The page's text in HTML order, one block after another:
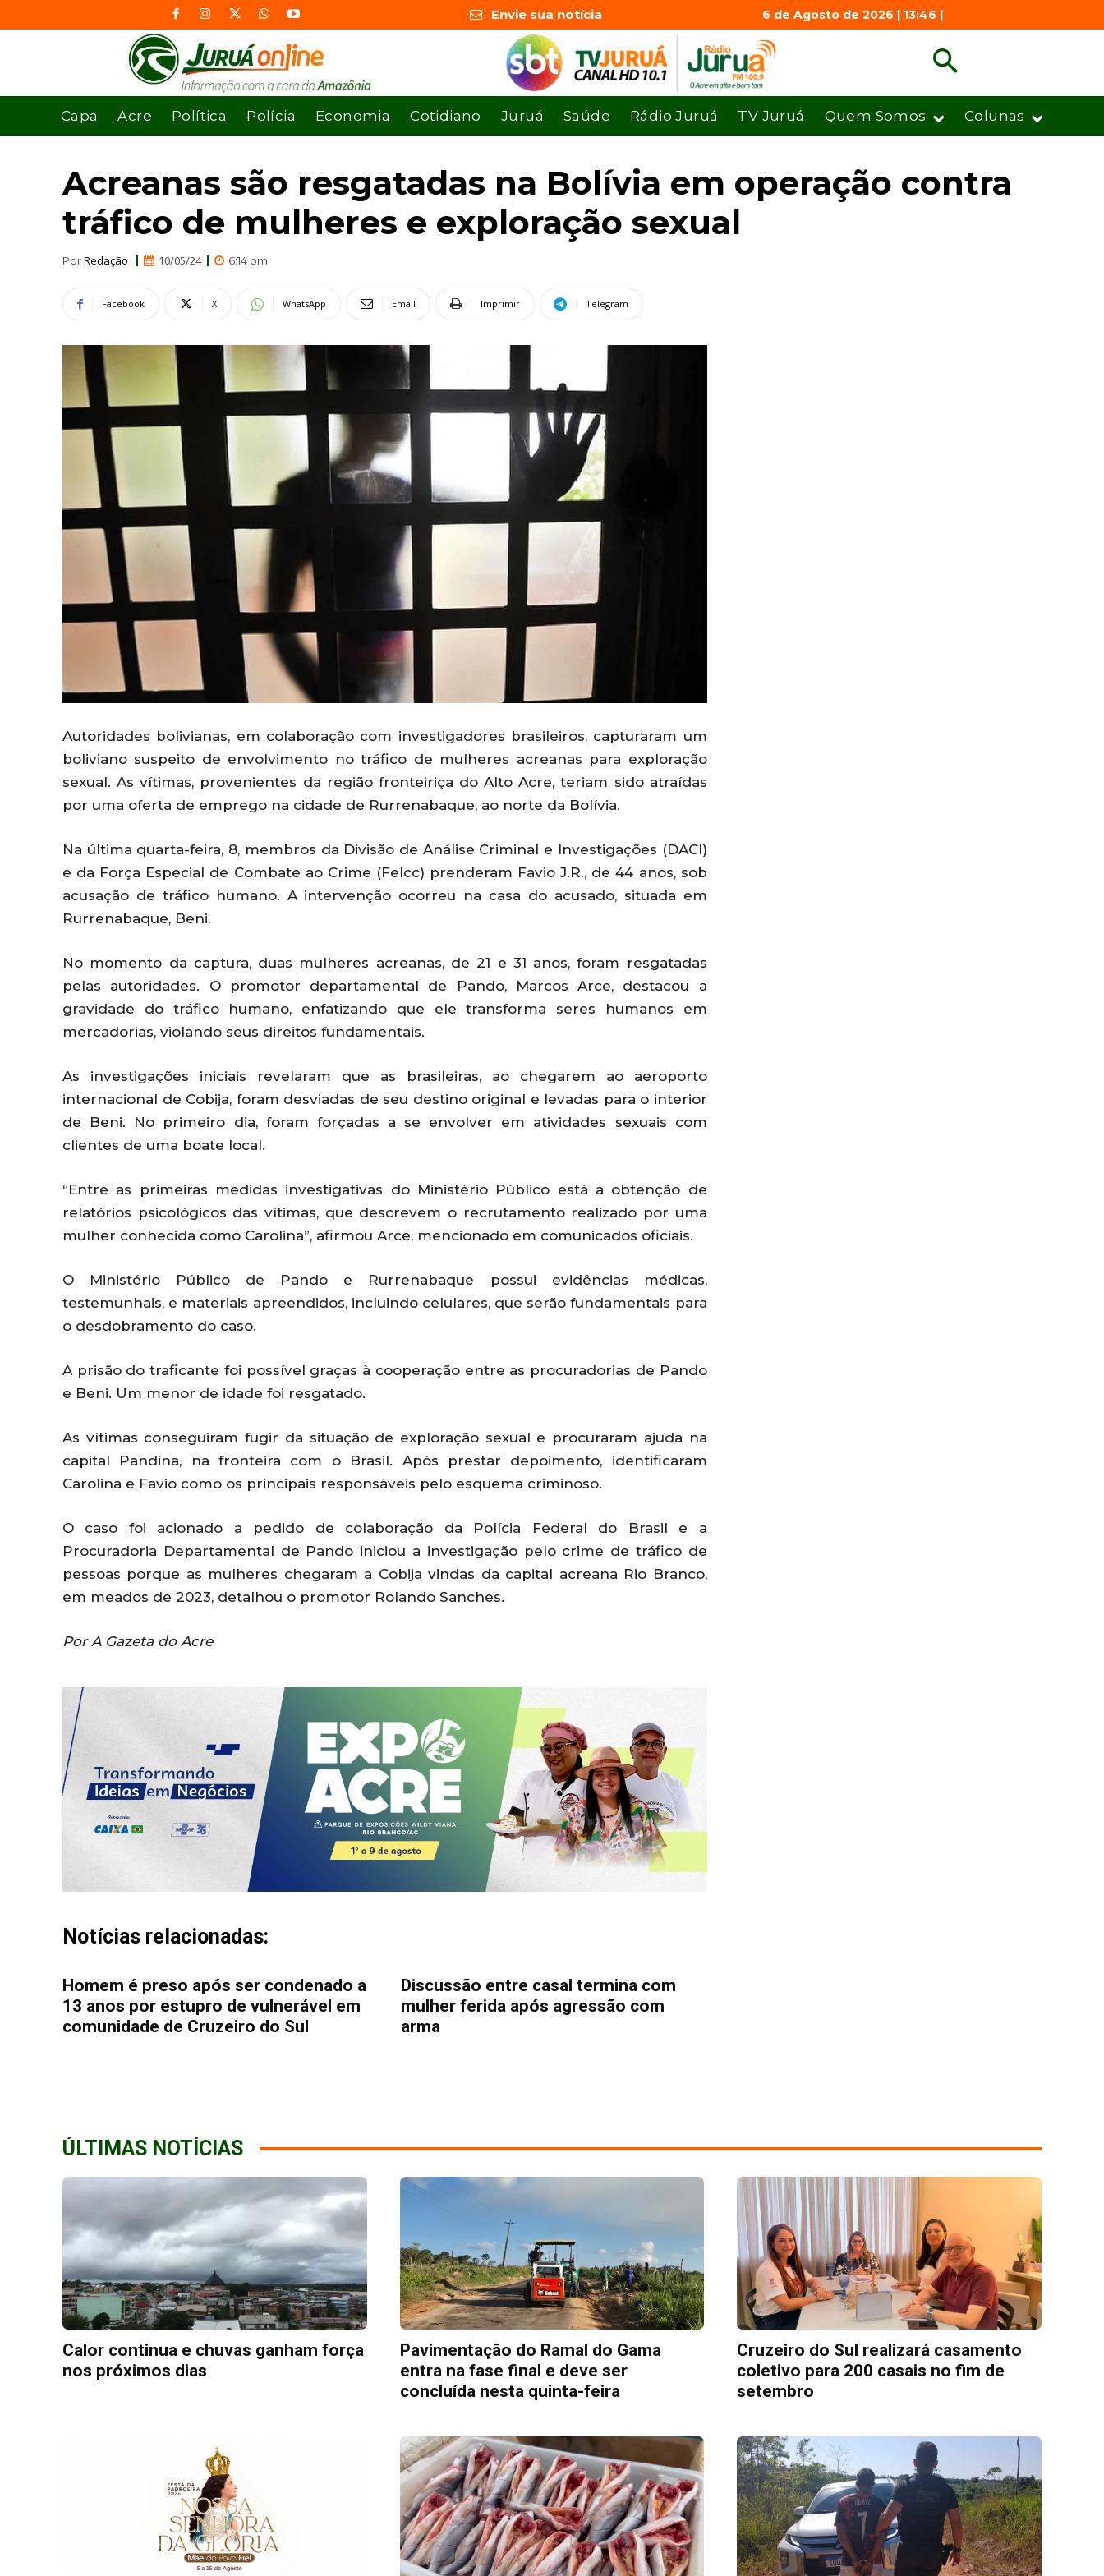
Envie sua notícia 6 de Agosto de 2026 | 13:46 |
Capa Acre Política Polícia Economia Cotidiano Juruá Saúde Rádio Juruá TV Juruá Quem Somos Colunas
Acreanas são resgatadas na Bolívia em operação contra
tráfico de mulheres e exploração sexual
PorRedação 10/05/24 6:14 pm
Facebook X WhatsApp Email Imprimir Telegram
Autoridades bolivianas, em colaboração com investigadores brasileiros, capturaram um
boliviano suspeito de envolvimento no tráfico de mulheres acreanas para exploração
sexual. As vítimas, provenientes da região fronteiriça do Alto Acre, teriam sido atraídas
por uma oferta de emprego na cidade de Rurrenabaque, ao norte da Bolívia.
Na última quarta-feira, 8, membros da Divisão de Análise Criminal e Investigações (DACI)
e da Força Especial de Combate ao Crime (Felcc) prenderam Favio J.R., de 44 anos, sob
acusação de tráfico humano. A intervenção ocorreu na casa do acusado, situada em
Rurrenabaque, Beni.
No momento da captura, duas mulheres acreanas, de 21 e 31 anos, foram resgatadas
pelas autoridades. O promotor departamental de Pando, Marcos Arce, destacou a
gravidade do tráfico humano, enfatizando que ele transforma seres humanos em
mercadorias, violando seus direitos fundamentais.
As investigações iniciais revelaram que as brasileiras, ao chegarem ao aeroporto
internacional de Cobija, foram desviadas de seu destino original e levadas para o interior
de Beni. No primeiro dia, foram forçadas a se envolver em atividades sexuais com
clientes de uma boate local.
“Entre as primeiras medidas investigativas do Ministério Público está a obtenção de
relatórios psicológicos das vítimas, que descrevem o recrutamento realizado por uma
mulher conhecida como Carolina”, afirmou Arce, mencionado em comunicados oficiais.
O Ministério Público de Pando e Rurrenabaque possui evidências médicas,
testemunhais, e materiais apreendidos, incluindo celulares, que serão fundamentais para
o desdobramento do caso.
A prisão do traficante foi possível graças à cooperação entre as procuradorias de Pando
e Beni. Um menor de idade foi resgatado.
As vítimas conseguiram fugir da situação de exploração sexual e procuraram ajuda na
capital Pandina, na fronteira com o Brasil. Após prestar depoimento, identificaram
Carolina e Favio como os principais responsáveis pelo esquema criminoso.
O caso foi acionado a pedido de colaboração da Polícia Federal do Brasil e a
Procuradoria Departamental de Pando iniciou a investigação pelo crime de tráfico de
pessoas porque as mulheres chegaram a Cobija vindas da capital acreana Rio Branco,
em meados de 2023, detalhou o promotor Rolando Sanches.
Por A Gazeta do Acre
Notícias relacionadas:
Homem é preso após ser condenado a
13 anos por estupro de vulnerável em
comunidade de Cruzeiro do Sul
Discussão entre casal termina com
mulher ferida após agressão com
arma
ÚLTIMAS NOTÍCIAS
Calor continua e chuvas ganham força
nos próximos dias
Pavimentação do Ramal do Gama
entra na fase final e deve ser
concluída nesta quinta-feira
Cruzeiro do Sul realizará casamento
coletivo para 200 casais no fim de
setembro